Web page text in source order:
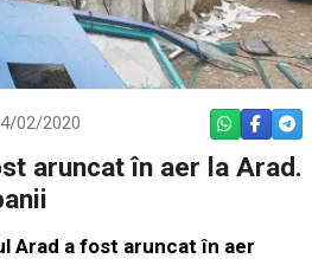
02/2020 WHATSAPP
aruncat în aer la Arad.
Arad a fost aruncat în aer